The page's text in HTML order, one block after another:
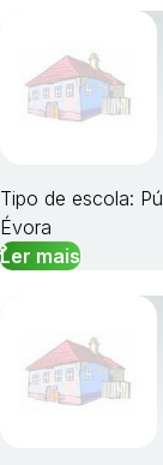
Tipo de escola:
Évora
Ler mais